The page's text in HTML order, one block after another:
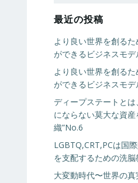
最近の投稿
より良い世界を創る
ができるビジネスモ
より良い世界を創る
ができるビジネスモデ
ディープステートと
にならない莫大な資産
織”No.6
LGBTQ,CRT,PCは国
を支配するための洗脳
大変動時代〜世界の